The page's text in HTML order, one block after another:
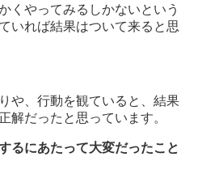
くやってみるしかないという
いれば結果はついて来ると思
や、行動を観ていると、結果
解だったと思っています。
るにあたって大変だったこと